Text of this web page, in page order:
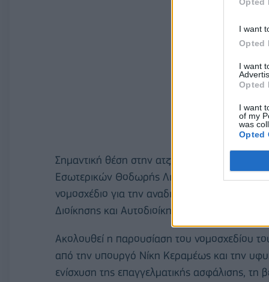
I want
Opted
I want
Opted
I want
of my
was
Opted
Σημαντική θέση στην ατζέντα
Εσωτερικών Θοδωρής Λιβάνιος και η
νομοσχέδιο για την αναδιοργάνωση και τον
Διοίκησης και Αυτοδιοίκησης.
Ακολουθεί η παρουσίαση του νομοσχεδίου
από την υπουργό Νίκη Κεραμέως και την
ενίσχυση της επαγγελματικής ασφάλισης, τη